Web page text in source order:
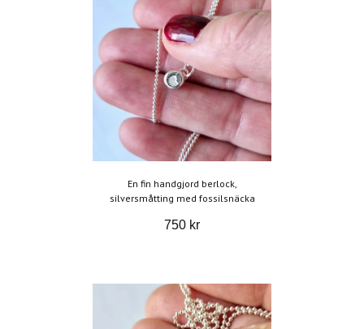
En fin handgjord berlock,
silversmåtting med fossilsnäcka
750 kr